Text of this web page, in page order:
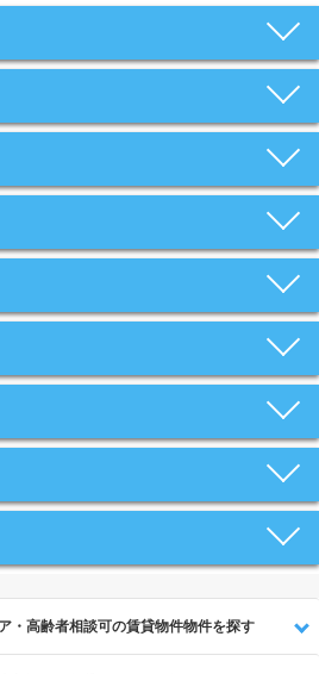
・高齢者相談可の賃貸物件物件を探す